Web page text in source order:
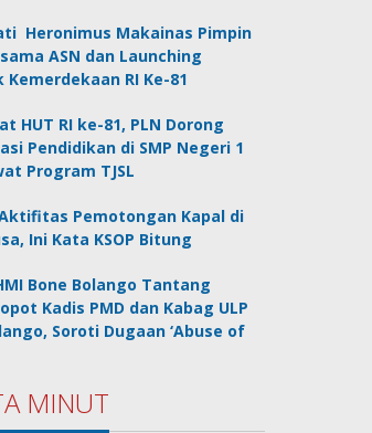
Heronimus Makainas Pimpin
ASN dan Launching
Kemerdekaan RI Ke-81
HUT RI ke-81, PLN Dorong
Pendidikan di SMP Negeri 1
Program TJSL
Pemotongan Kapal di
Ini Kata KSOP Bitung
Bone Bolango Tantang
Kadis PMD dan Kabag ULP
Soroti Dugaan ‘Abuse of
MINUT